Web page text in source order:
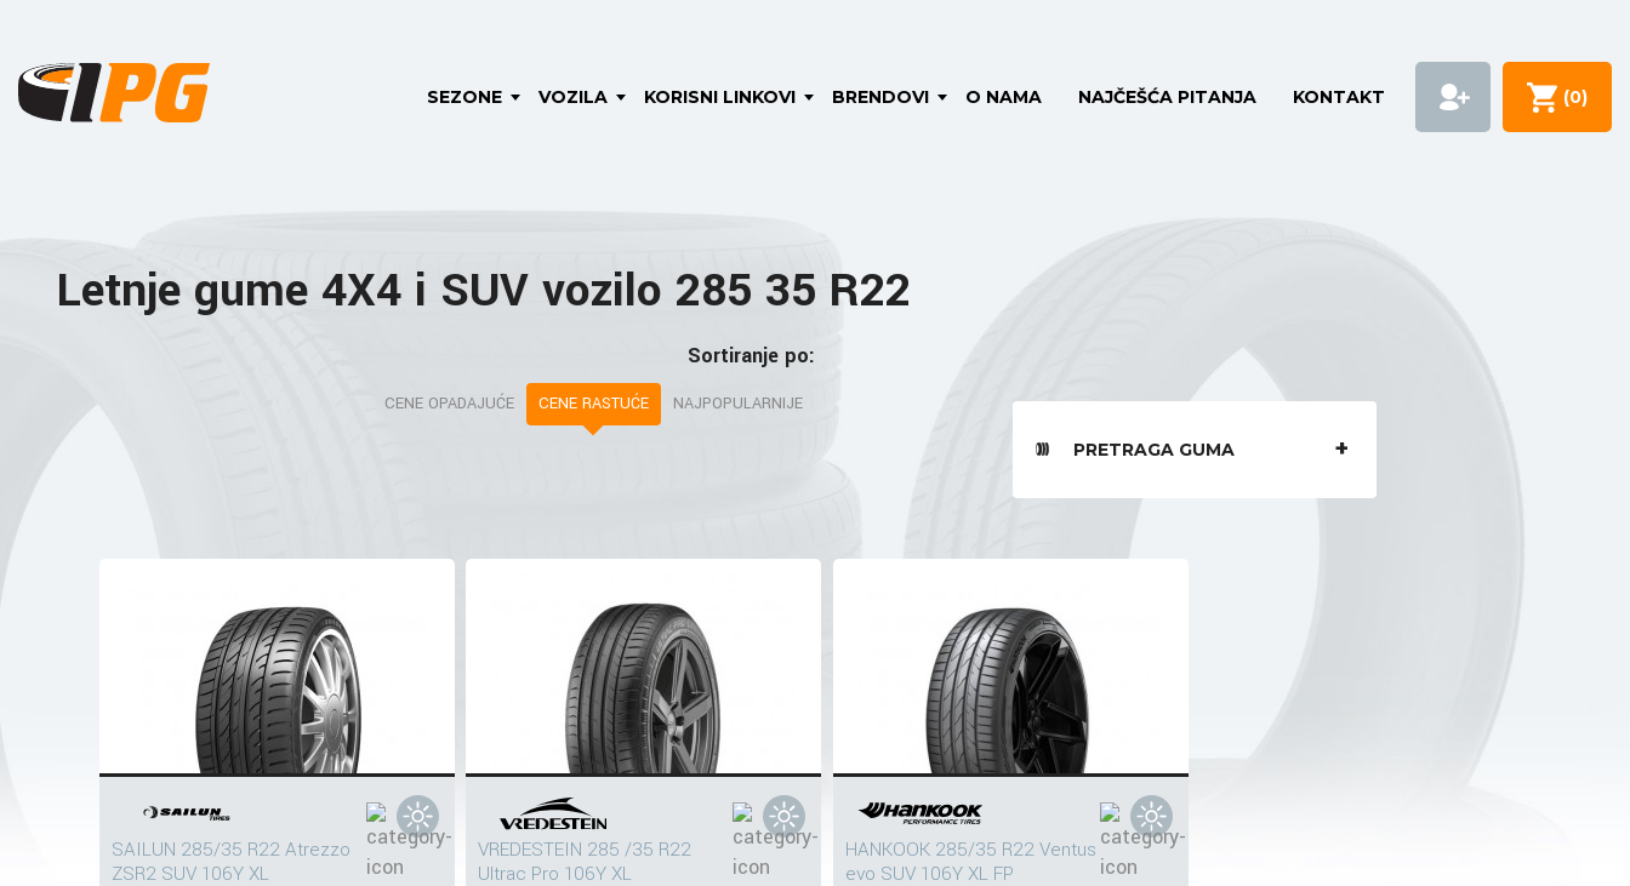
SEZONE VOZILA KORISNI LINKOVI BRENDOVI O NAMA NAJČEŠĆA PITANJA KONTAKT (0)
Letnje gume 4X4 i SUV vozilo 285 35 R22
Sortiranje po:
CENE OPADAJUĆE CENE RASTUĆE NAJPOPULARNIJE
PRETRAGA GUMA
SAILUN 285/35 R22 Atrezzo
ZSR2 SUV 106Y XL
VREDESTEIN 285 /35 R22
Ultrac Pro 106Y XL
HANKOOK 285/35 R22 Ventus
evo SUV 106Y XL FP